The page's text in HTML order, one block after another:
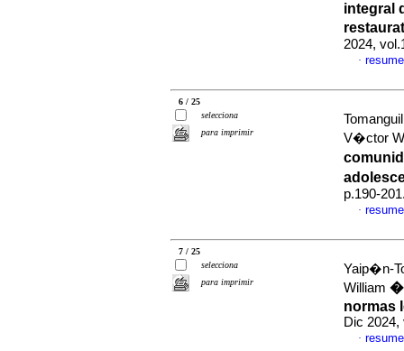
integral
2024,
·
6 / 25
selecciona
para imprimir
V�ctor
p.190-
·
7 / 25
selecciona
para imprimir
Yaip�n-
William
normas
Dic 2024,
·